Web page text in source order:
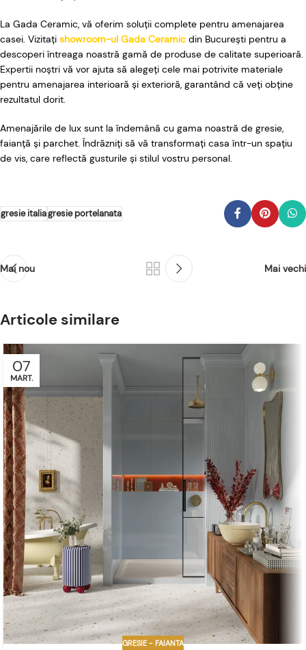
La Gada Ceramic, vă oferim soluții complete pentru amenajarea
casei. Vizitați showroom-ul Gada Ceramic din București pentru a
descoperi întreaga noastră gamă de produse de calitate superioară.
Expertii noștri vă vor ajuta să alegeți cele mai potrivite materiale
pentru amenajarea interioară și exterioră, garantând că veți obține
rezultatul dorit.
Amenajările de lux sunt la îndemână cu gama noastră de gresie,
faianță și parchet. Îndrăzniți să vă transformați casa într-un spațiu
de vis, care reflectă gusturile și stilul vostru personal.
gresie italiagresie portelanata
Mai nou Mai vechi
Articole similare
07
MART.
GRESIE - FAIANTA